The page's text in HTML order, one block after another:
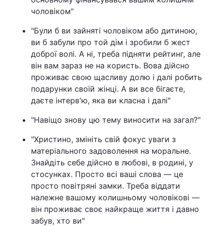
чоловіком"
"Були б ви зайняті чоловіком або дитиною,
ви б забули про той дім і зробили б жест
доброї волі. А ні, треба підняти рейтинг, але
він вам зараз не на користь. Вова дійсно
проживає свою щасливу долю і далі робить
подарунки своїй жінці. А ви все бігаєте,
даєте інтерв'ю, яка ви класна і далі"
"Навіщо знову цю тему виносити на загал?"
"Христино, змініть свій фокус уваги з
матеріального задоволення на моральне.
Знайдіть себе дійсно в любові, в родині, у
стосунках. Просто всі ваші слова — це
просто повітряні замки. Треба віддати
належне вашому колишньому чоловікові —
він проживає своє найкраще життя і давно
забув, хто ви"